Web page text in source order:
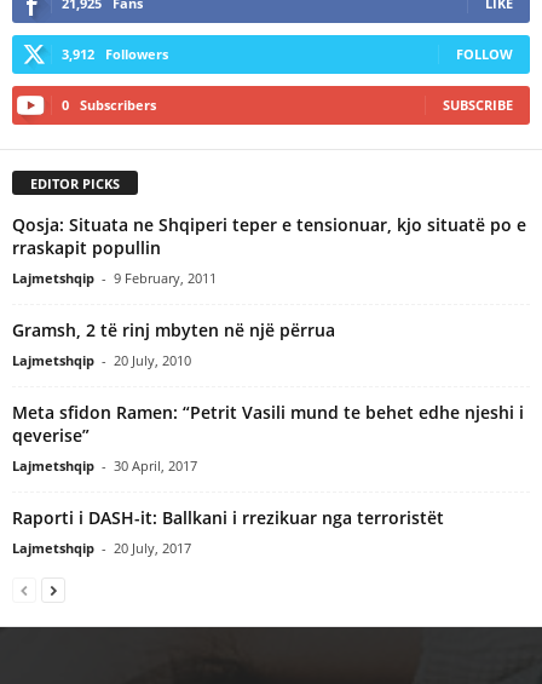
3,912 Followers FOLLOW
0 Subscribers SUBSCRIBE
EDITOR PICKS
Qosja: Situata ne Shqiperi teper e tensionuar, kjo situatë po e
rraskapit popullin
Lajmetshqip - 9 February, 2011
Gramsh, 2 të rinj mbyten në një përrua
Lajmetshqip - 20 July, 2010
Meta sfidon Ramen: “Petrit Vasili mund te behet edhe njeshi i
qeverise”
Lajmetshqip - 30 April, 2017
Raporti i DASH-it: Ballkani i rrezikuar nga terroristët
Lajmetshqip - 20 July, 2017